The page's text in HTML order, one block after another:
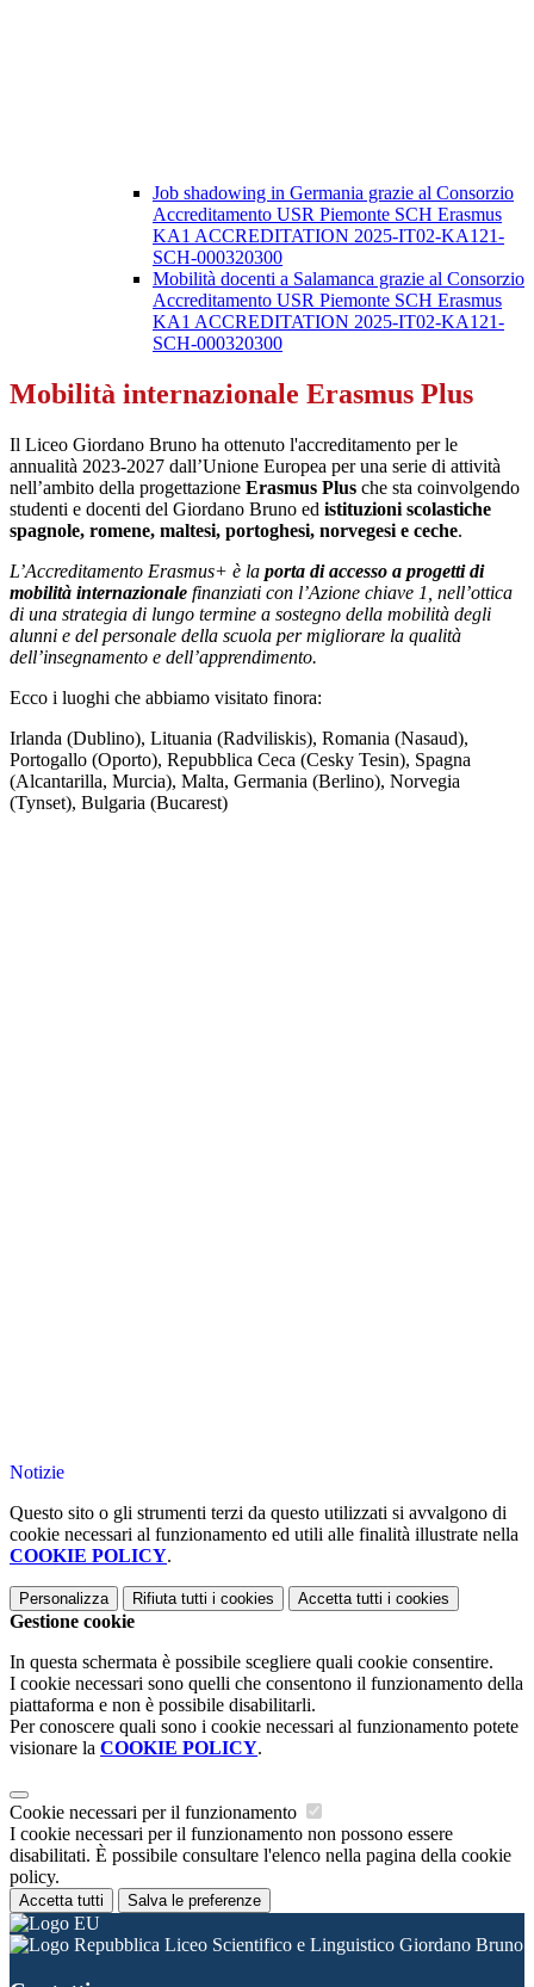
Job shadowing in Germania grazie al Consorzio
Accreditamento USR Piemonte SCH Erasmus
KA1 ACCREDITATION 2025-IT02-KA121-
SCH-000320300
Mobilità docenti a Salamanca grazie al Consorzio
Accreditamento USR Piemonte SCH Erasmus
KA1 ACCREDITATION 2025-IT02-KA121-
SCH-000320300
Mobilità internazionale Erasmus Plus
Il Liceo Giordano Bruno ha ottenuto l'accreditamento per le
annualità 2023-2027 dall’Unione Europea per una serie di attività
nell’ambito della progettazione Erasmus Plus che sta coinvolgendo
studenti e docenti del Giordano Bruno ed istituzioni scolastiche
spagnole, romene, maltesi, portoghesi, norvegesi e ceche.
L’Accreditamento Erasmus+ è la porta di accesso a progetti di
mobilità internazionale finanziati con l’Azione chiave 1, nell’ottica
di una strategia di lungo termine a sostegno della mobilità degli
alunni e del personale della scuola per migliorare la qualità
dell’insegnamento e dell’apprendimento.
Ecco i luoghi che abbiamo visitato finora:
Irlanda (Dublino), Lituania (Radviliskis), Romania (Nasaud),
Portogallo (Oporto), Repubblica Ceca (Cesky Tesin), Spagna
(Alcantarilla, Murcia), Malta, Germania (Berlino), Norvegia
(Tynset), Bulgaria (Bucarest)
Notizie
Questo sito o gli strumenti terzi da questo utilizzati si avvalgono di
cookie necessari al funzionamento ed utili alle finalità illustrate nella
COOKIE POLICY.
Personalizza Rifiuta tutti i cookies Accetta tutti i cookies
Gestione cookie
In questa schermata è possibile scegliere quali cookie consentire.
I cookie necessari sono quelli che consentono il funzionamento della
piattaforma e non è possibile disabilitarli.
Per conoscere quali sono i cookie necessari al funzionamento potete
visionare la COOKIE POLICY.
Cookie necessari per il funzionamento
I cookie necessari per il funzionamento non possono essere
disabilitati. È possibile consultare l'elenco nella pagina della cookie
policy.
Accetta tutti Salva le preferenze
Liceo Scientifico e Linguistico Giordano Bruno